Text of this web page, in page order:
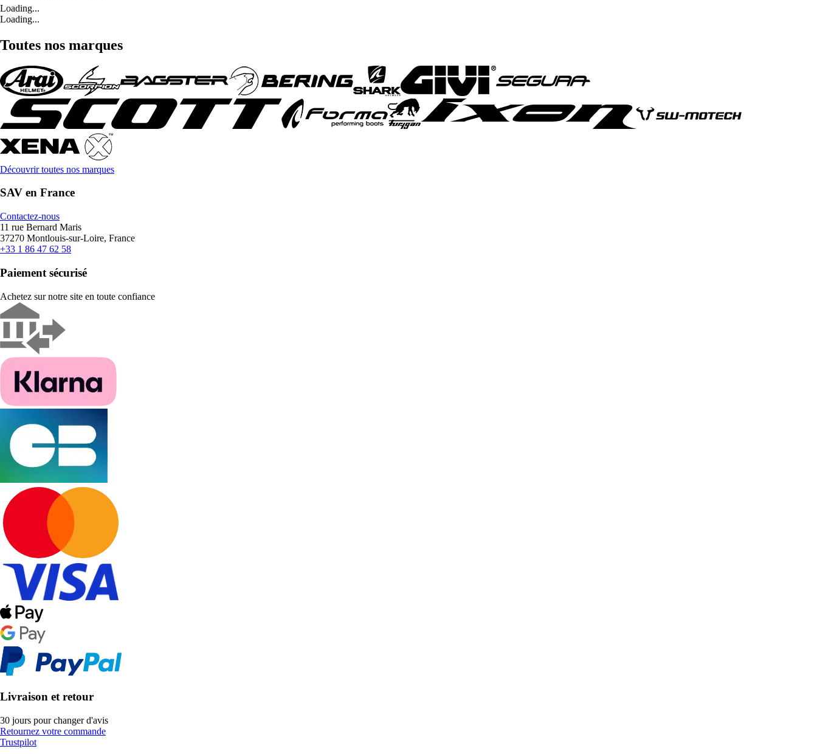
Loading...
Loading...
Toutes nos marques
Découvrir toutes nos marques
SAV en France
Contactez-nous
11 rue Bernard Maris
37270 Montlouis-sur-Loire, France
+33 1 86 47 62 58
Paiement sécurisé
Achetez sur notre site en toute confiance
Livraison et retour
30 jours pour changer d'avis
Retournez votre commande
Trustpilot